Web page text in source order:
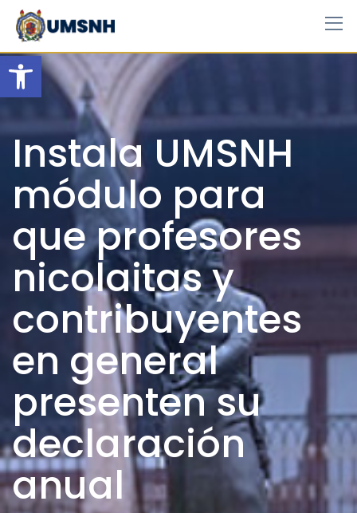
Open toolbar
Skip
content
Instala UMSNH
módulo para
que profesores
nicolaitas y
contribuyentes
en general
presenten su
declaración
anual